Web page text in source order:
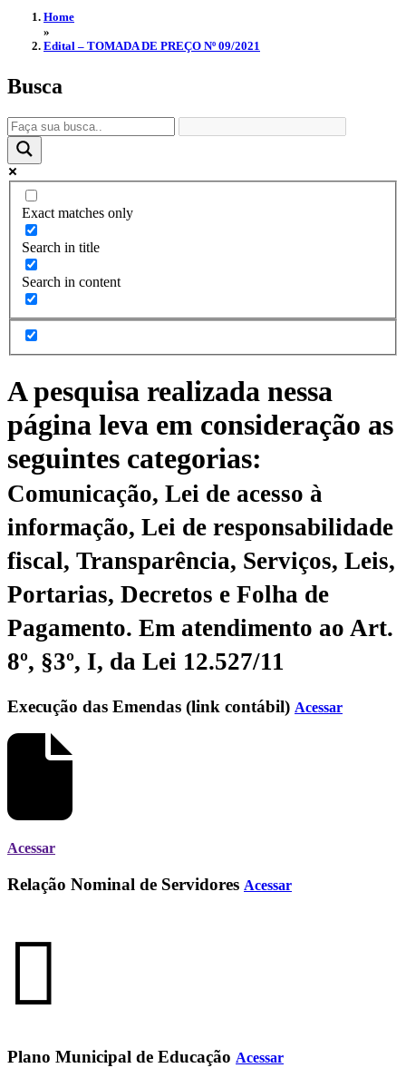
Home
»
Edital – TOMADA DE PREÇO Nº 09/2021
Busca
Exact matches only
Search in title
Search in content
A pesquisa realizada nessa
página leva em consideração as
seguintes categorias:
Comunicação, Lei de acesso à
informação, Lei de responsabilidade
fiscal, Transparência, Serviços, Leis,
Portarias, Decretos e Folha de
Pagamento. Em atendimento ao Art.
8º, §3º, I, da Lei 12.527/11
Execução das Emendas (link contábil) Acessar
Acessar
Relação Nominal de Servidores Acessar
Plano Municipal de Educação Acessar